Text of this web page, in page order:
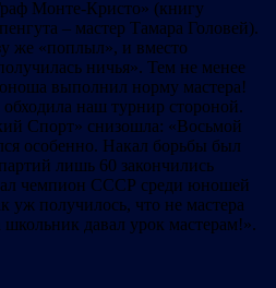
Монте-Кристо» (книгу
– мастер Тамара Головей).
же «поплыл», и вместо
ничья». Тем не менее
выполнил норму мастера!
наш турнир стороной.
Спорт» снизошла: «Восьмой
особенно. Накал борьбы был
лишь 60 закончились
чемпион СССР среди юношей
уж получилось, что не мастера
давал урок мастерам!».